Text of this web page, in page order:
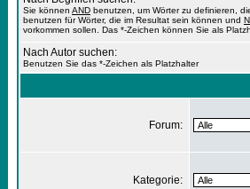
Sie können AND benutzen, um Wörter zu definieren,
benutzen für Wörter, die im Resultat sein können und
vorkommen sollen. Das *-Zeichen können Sie als
Nach Autor suchen:
Benutzen Sie das *-Zeichen als Platzhalter
Forum:
Kategorie: